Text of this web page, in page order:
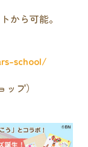
から可能。
school/
プ）